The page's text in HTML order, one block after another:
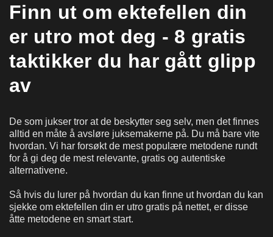
Finn ut om ektefellen din
er utro mot deg - 8 gratis
taktikker du har gått glipp
av
De som jukser tror at de beskytter seg selv, men det finnes
alltid en måte å avsløre juksemakerne på. Du må bare vite
hvordan. Vi har forsøkt de mest populære metodene rundt
for å gi deg de mest relevante, gratis og autentiske
alternativene.
Så hvis du lurer på hvordan du kan finne ut hvordan du kan
sjekke om ektefellen din er utro gratis på nettet, er disse
åtte metodene en smart start.